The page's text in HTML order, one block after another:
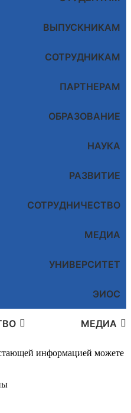
ВЫПУСКНИКАМ
СОТРУДНИКАМ
ПАРТНЕРАМ
ОБРАЗОВАНИЕ
НАУКА
РАЗВИТИЕ
СОТРУДНИЧЕСТВО
МЕДИА
УНИВЕРСИТЕТ
ЭИОС
МЕДИА
информацией можете